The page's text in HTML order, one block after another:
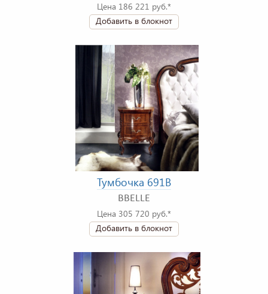
Цена 186 221 руб.*
Добавить в блокнот
Тумбочка 691B
BBELLE
Цена 305 720 руб.*
Добавить в блокнот